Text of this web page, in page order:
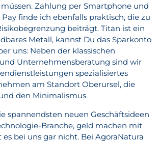
Zahlung per Smartphone und
finde ich ebenfalls praktisch, die zu
beiträgt. Titan ist ein
Metall, kannst Du das Sparkonto
uns: Neben der klassischen
Unternehmensberatung sind wir
spezialisiertes
am Standort Oberursel, die
den Minimalismus.
spannendsten neuen Geschäftsideen
Branche, geld machen mit
bei uns gar nicht. Bei AgoraNatura